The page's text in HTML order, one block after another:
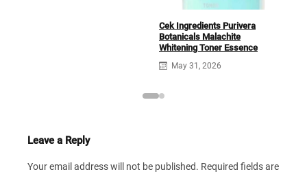
Cek Ingredients Purivera
Botanicals Malachite
Whitening Toner Essence
May 31, 2026
Leave a Reply
Your email address will not be published. Required fields are